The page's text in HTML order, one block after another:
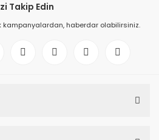
Takip Edin
kampanyalardan, haberdar olabilirsiniz.